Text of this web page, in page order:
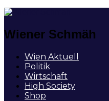
Wiener Schmäh
Wien Aktuell
Politik
Wirtschaft
High Society
Shop